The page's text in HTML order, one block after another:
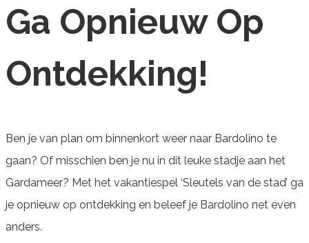
Ga Opnieuw Op
Ontdekking!
Ben je van plan om binnenkort weer naar Bardolino te
gaan? Of misschien ben je nu in dit leuke stadje aan het
Gardameer? Met het vakantiespel ‘Sleutels van de stad’ ga
je opnieuw op ontdekking en beleef je Bardolino net even
anders.